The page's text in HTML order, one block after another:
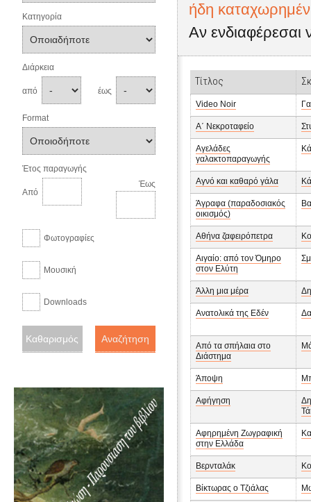
Κατηγορία
Διάρκεια
από έως
Format
Έτος παραγωγής
Από
Έως
Φωτογραφίες
Μουσική
Downloads
ήδη
Αν ενδιαφέρεσαι
Τίτλος
Video Noir
Α΄ Νεκροταφείο
Αγελάδες
γαλακτοπαραγωγής
Αγνό και καθαρό γάλα
Άγραφα (παραδοσιακός
οικισμός)
Αθήνα ζαφειρόπετρα
Αιγαίο: από τον Όμηρο
στον Ελύτη
Άλλη μια μέρα
Ανατολικά της Εδέν
Από τα σπήλαια στο
Διάστημα
Άποψη
Αφήγηση
Αφηρημένη Ζωγραφική
στην Ελλάδα
Βερνταλάκ
Βίκτωρας ο Τζιάλας